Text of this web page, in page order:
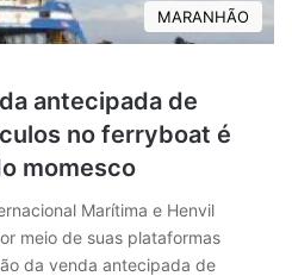
MARANHÃO
antecipada de
no ferryboat é
momesco
Marítima e Henvil
meio de suas plataformas
da venda antecipada de